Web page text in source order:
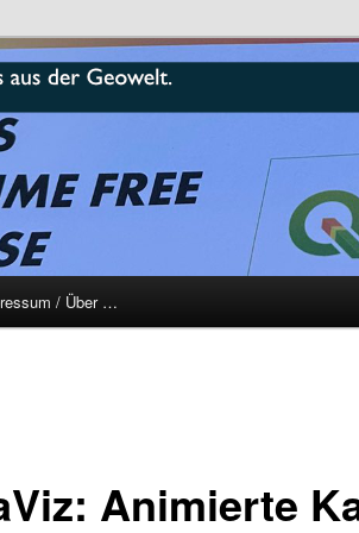
/ Über …
Animierte